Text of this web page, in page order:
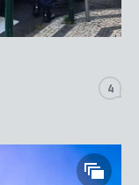
4